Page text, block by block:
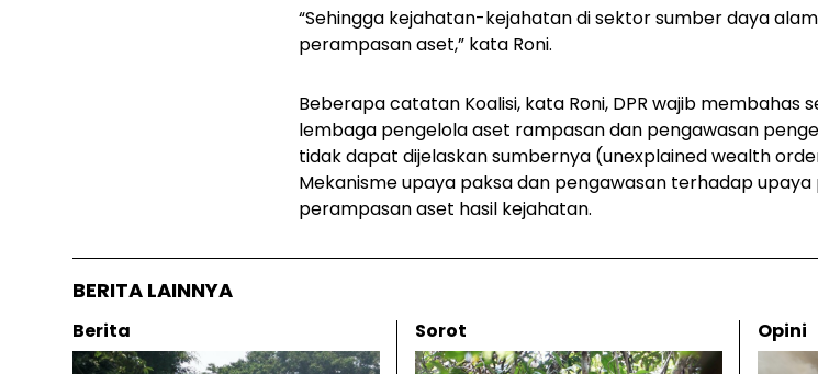
“Sehingga kejahatan-kejahatan di sektor sumber daya
perampasan aset,” kata Roni.
Beberapa catatan Koalisi, kata Roni, DPR wajib membahas
lembaga pengelola aset rampasan dan pengawasan
tidak dapat dijelaskan sumbernya (unexplained wealth
Mekanisme upaya paksa dan pengawasan terhadap
perampasan aset hasil kejahatan.
BERITA LAINNYA
Berita Sorot Opini